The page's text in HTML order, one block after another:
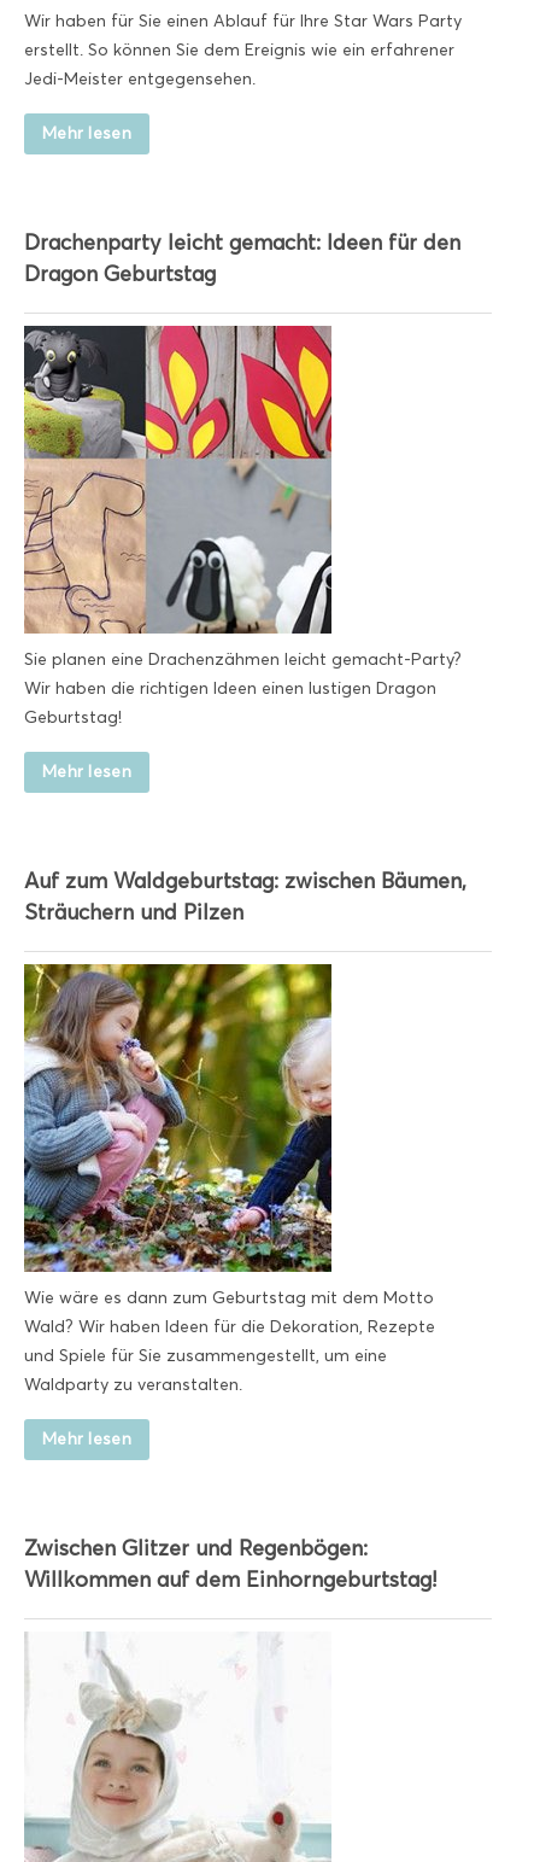
Wir haben für Sie einen Ablauf für Ihre Star Wars Party
erstellt. So können Sie dem Ereignis wie ein erfahrener
Jedi-Meister entgegensehen.
Mehr lesen
Drachenparty leicht gemacht: Ideen für den
Dragon Geburtstag
Sie planen eine Drachenzähmen leicht gemacht-Party?
Wir haben die richtigen Ideen einen lustigen Dragon
Geburtstag!
Mehr lesen
Auf zum Waldgeburtstag: zwischen Bäumen,
Sträuchern und Pilzen
Wie wäre es dann zum Geburtstag mit dem Motto
Wald? Wir haben Ideen für die Dekoration, Rezepte
und Spiele für Sie zusammengestellt, um eine
Waldparty zu veranstalten.
Mehr lesen
Zwischen Glitzer und Regenbögen:
Willkommen auf dem Einhorngeburtstag!